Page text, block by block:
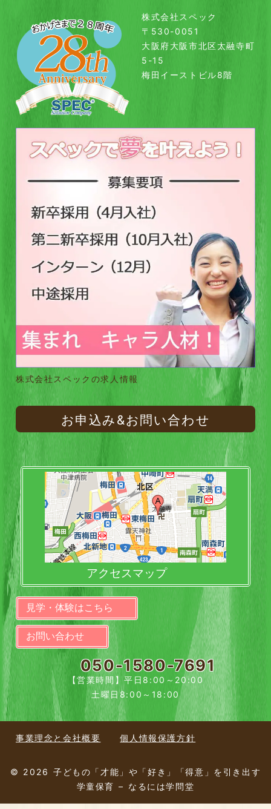
株式会社スペック
〒530-0051
大阪府大阪市北区太融寺町
5-15
梅田イーストビル8階
株式会社スペックの求人情報
お申込み&お問い合わせ
アクセスマップ
見学・体験はこちら
お問い合わせ
050-1580-7691
【営業時間】平日8:00～20:00
土曜日8:00～18:00
事業理念と会社概要 個人情報保護方針
© 2026 子どもの「才能」や「好き」「得意」を引き出す
学童保育 – なるには学問堂